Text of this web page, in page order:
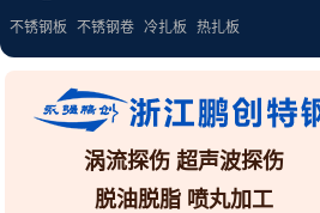
不锈钢板 不锈钢卷 冷扎板 热扎板
涡流探伤 超声波探伤
脱油脱脂 喷丸加工